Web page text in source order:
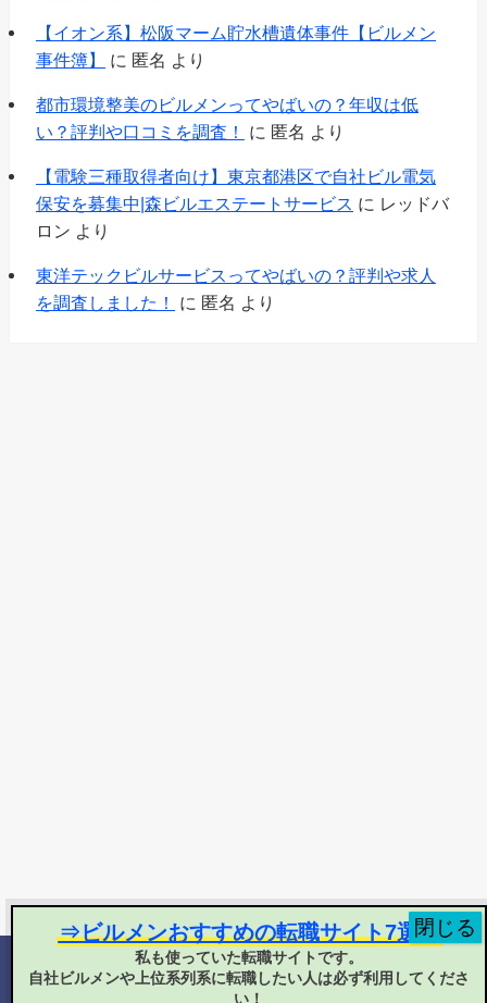
【イオン系】松阪マーム貯水槽遺体事件【ビルメン
事件簿】
に 匿名 より
都市環境整美のビルメンってやばいの？年収は低
い？評判や口コミを調査！
に 匿名 より
【電験三種取得者向け】東京都港区で自社ビル電気
保安を募集中|森ビルエステートサービス に レッドバ
ロン より
東洋テックビルサービスってやばいの？評判や求人
を調査しました！
に 匿名 より
2025 ヘタ・レイ
⇒ビルメンおすすめの転職サイト7選！
私も使っていた転職サイトです。
自社ビルメンや上位系列系に転職したい人は必ず利用してくださ
い！